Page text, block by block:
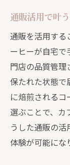
るコツ
通販
出
お試
に
通販
通販コー
通販
う
通販活用で叶
通販を活用する
ーヒーが自宅で
門店の品質管理
保たれた状態で
に焙煎される
選ぶことで、カ
うした通販の
体験が可能にな